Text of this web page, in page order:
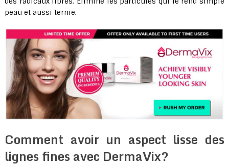
peau et aussi ternie.
Comment avoir un aspect lisse des
lignes fines avec DermaVix?